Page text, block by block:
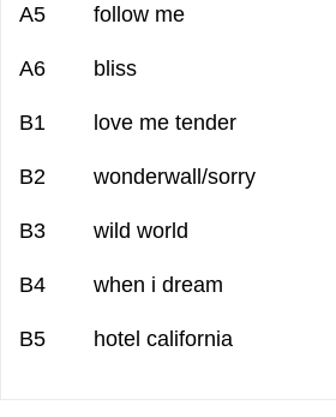
A5 follow me
A6 bliss
B1 love me tender
B2 wonderwall/sorry
B3 wild world
B4 when i dream
B5 hotel california